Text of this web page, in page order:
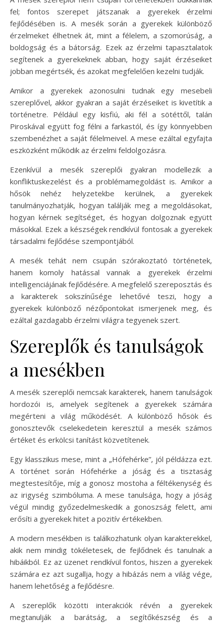
fel; fontos szerepet játszanak a gyerekek érzelmi
fejlődésében is. A mesék során a gyerekek különböző
érzelmeket élhetnek át, mint a félelem, a szomorúság, a
boldogság és a bátorság. Ezek az érzelmi tapasztalatok
segítenek a gyerekeknek abban, hogy saját érzéseiket
jobban megértsék, és azokat megfelelően kezelni tudják.
Amikor a gyerekek azonosulni tudnak egy mesebeli
szereplővel, akkor gyakran a saját érzéseiket is kivetítik a
történetre. Például egy kisfiú, aki fél a sötéttől, talán
Piroskával együtt fog félni a farkastól, és így könnyebben
szembenézhet a saját félelmeivel. A mese ezáltal egyfajta
eszközként működik az érzelmi feldolgozásra.
Ezenkívül a mesék szereplői gyakran modellezik a
konfliktuskezelést és a problémamegoldást is. Amikor a
hősök nehéz helyzetekbe kerülnek, a gyerekek
tanulmányozhatják, hogyan találják meg a megoldásokat,
hogyan kérnek segítséget, és hogyan dolgoznak együtt
másokkal. Ezek a készségek rendkívül fontosak a gyerekek
társadalmi fejlődése szempontjából.
A mesék tehát nem csupán szórakoztató történetek,
hanem komoly hatással vannak a gyerekek érzelmi
intelligenciájának fejlődésére. A megfelelő szereposztás és
a karakterek sokszínűsége lehetővé teszi, hogy a
gyerekek különböző nézőpontokat ismerjenek meg, és
ezáltal gazdagabb érzelmi világra tegyenek szert.
Szereplők és tanulságok
a mesékben
A mesék szereplői nemcsak karakterek, hanem tanulságok
hordozói is, amelyek segítenek a gyerekek számára
megérteni a világ működését. A különböző hősök és
gonosztevők cselekedetein keresztül a mesék számos
értéket és erkölcsi tanítást közvetítenek.
Egy klasszikus mese, mint a „Hófehérke”, jól példázza ezt.
A történet során Hófehérke a jóság és a tisztaság
megtestesítője, míg a gonosz mostoha a féltékenység és
az irigység szimbóluma. A mese tanulsága, hogy a jóság
végül mindig győzedelmeskedik a gonoszság felett, ami
erősíti a gyerekek hitet a pozitív értékekben.
A modern mesékben is találkozhatunk olyan karakterekkel,
akik nem mindig tökéletesek, de fejlődnek és tanulnak a
hibáikból. Ez az üzenet rendkívül fontos, hiszen a gyerekek
számára ez azt sugallja, hogy a hibázás nem a világ vége,
hanem lehetőség a fejlődésre.
A szereplők közötti interakciók révén a gyerekek
megtanulják a barátság, a segítőkészség és a